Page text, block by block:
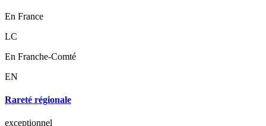
En France
LC
En Franche-Comté
EN
Rareté régionale
exceptionnel